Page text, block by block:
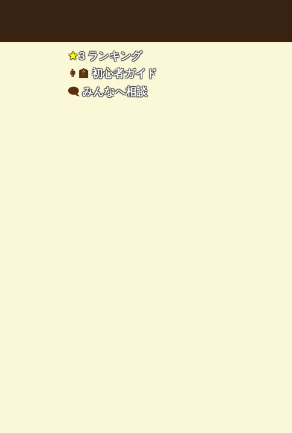
★3 ランキング
👩‍🏫初心者ガイド
🗨️みんなへ相談